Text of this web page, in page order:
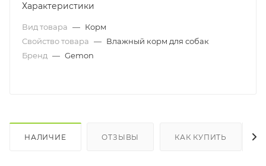
Характеристики
Вид товара — Корм
Свойство товара — Влажный корм для собак
Бренд — Gemon
НАЛИЧИЕ ОТЗЫВЫ КАК КУПИТЬ